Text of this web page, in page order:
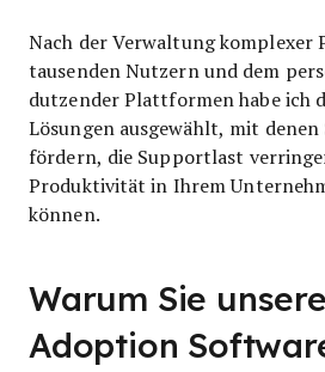
Nach der Verwaltung komplexer
tausenden Nutzern und dem
dutzender Plattformen habe ich
Lösungen ausgewählt, mit denen
fördern, die Supportlast
Produktivität in Ihrem
können.
Warum Sie
Adoption